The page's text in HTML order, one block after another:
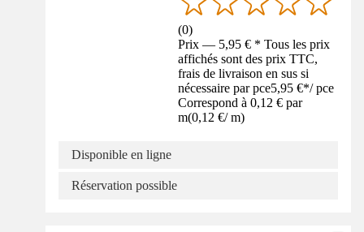
(0)
Prix — 5,95 € * Tous les prix
affichés sont des prix TTC,
frais de livraison en sus si
nécessaire par pce5,95 €*/ pce
Correspond à 0,12 € par
m(0,12 €/ m)
Disponible en ligne
Réservation possible